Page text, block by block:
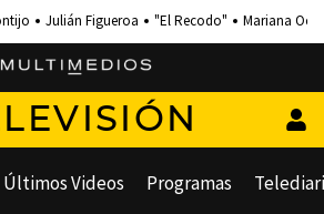
Julián Figueroa "El Recodo" Mariana
Últimos Videos Programas